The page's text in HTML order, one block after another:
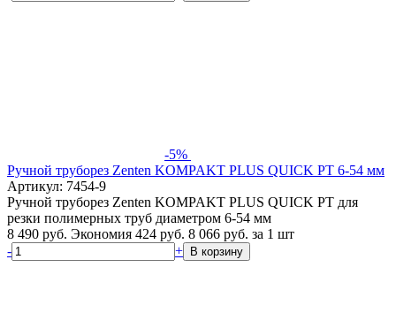
-5%
Ручной труборез Zenten KOMPAKT PLUS QUICK PT 6-54 мм
Артикул: 7454-9
Ручной труборез Zenten KOMPAKT PLUS QUICK PT для
резки полимерных труб диаметром 6-54 мм
8 490 руб. Экономия 424 руб. 8 066 руб. за 1 шт
-
+ В корзину